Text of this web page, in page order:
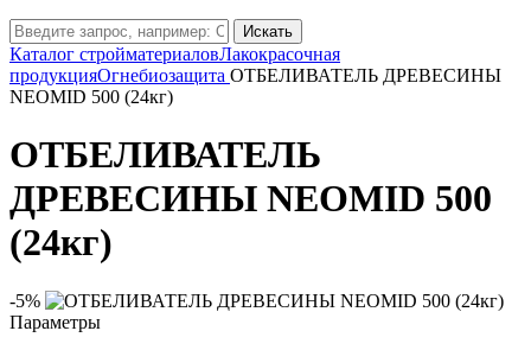
Искать
Каталог стройматериаловЛакокрасочная
продукцияОгнебиозащита ОТБЕЛИВАТЕЛЬ ДРЕВЕСИНЫ
NEOMID 500 (24кг)
ОТБЕЛИВАТЕЛЬ
ДРЕВЕСИНЫ NEOMID 500
(24кг)
-5%
Параметры